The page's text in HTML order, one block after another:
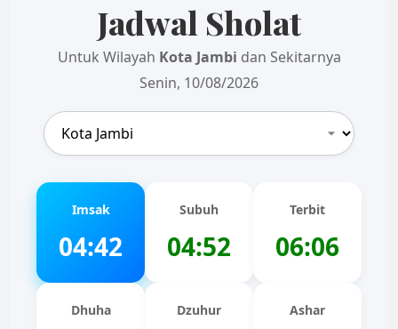
Jadwal Sholat
Untuk Wilayah Kota Jambi dan Sekitarnya
Senin, 10/08/2026
Imsak
04:42
Subuh
04:52
Terbit
06:06
Dhuha Dzuhur Ashar